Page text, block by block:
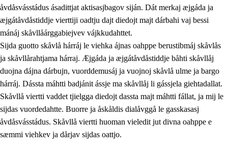
3. Prinsihpa skåvlå dåjmajda
3.1 Sebrudahtte oahppambirás
3.2 Åhpadibme ja hiebadum åhpadus
3.3 Aktisasjbarggo sijda ja skåvlå gaskan
3.4 Åhpadus åhpadusvidnudagán ja barggoiellemin
Profesjåvnåaktisasjvuohta ja skåvllååvddånibme
åvdåsvásstádus ásadittjat aktisasjbagov siján. Dát merkaj æjgáda ja
æjgátåvdåstiddje vierttiji oadtju dajt diedojt majt dárbahi vaj bessi
mánáj skåvllåárggabiejvev vájkkudahttet.
Sijda guotto skåvlå hárráj le viehka ájnas oahppe berustibmáj skåvlås
ja skåvllårahtjama hárraj. Æjgáda ja æjgátåvdåstiddje båhti skåvllåj
duojna dájna dárbujn, vuorddemusáj ja vuojnoj skåvlå ulme ja bargo
hárráj. Dássta máhtti badjánit ássje ma skåvllåj li gássjela giehtadallat.
Skåvllå viertti vaddet tjielgga diedojt dassta majt máhtti fállat, ja mij le
sijdas vuordedahtte. Buorre ja åskåldis dialåvggå le gasskasasj
åvdåsvásstádus. Skåvllå viertti huoman vieledit jut divna oahppe e
sæmmi viehkev ja dårjav sijdas oattjo.